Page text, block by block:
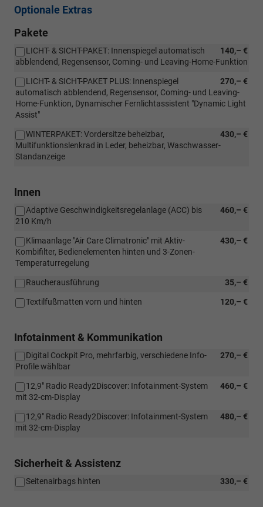
Optionale Extras
Pakete
140,– €
LICHT- & SICHT-PAKET: Innenspiegel automatisch
abblendend, Regensensor, Coming- und Leaving-Home-Funktion
270,– €
LICHT- & SICHT-PAKET PLUS: Innenspiegel
automatisch abblendend, Regensensor, Coming- und Leaving-
Home-Funktion, Dynamischer Fernlichtassistent "Dynamic Light
Assist"
430,– €
WINTERPAKET: Vordersitze beheizbar,
Multifunktionslenkrad in Leder, beheizbar, Waschwasser-
Standanzeige
Innen
460,– €
Adaptive Geschwindigkeitsregelanlage (ACC) bis
210 Km/h
430,– €
Klimaanlage "Air Care Climatronic" mit Aktiv-
Kombifilter, Bedienelementen hinten und 3-Zonen-
Temperaturregelung
35,– €
Raucherausführung
120,– €
Textilfußmatten vorn und hinten
Infotainment & Kommunikation
270,– €
Digital Cockpit Pro, mehrfarbig, verschiedene Info-
Profile wählbar
460,– €
12,9" Radio Ready2Discover: Infotainment-System
mit 32-cm-Display
480,– €
12,9" Radio Ready2Discover: Infotainment-System
mit 32-cm-Display
Sicherheit & Assistenz
330,– €
Seitenairbags hinten